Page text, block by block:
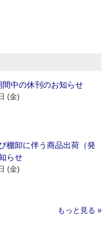
間中の休刊のお知らせ
(金)
棚卸に伴う商品出荷（発
らせ
(金)
もっと見る »